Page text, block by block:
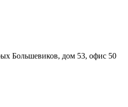
Большевиков, дом 53, офис 50